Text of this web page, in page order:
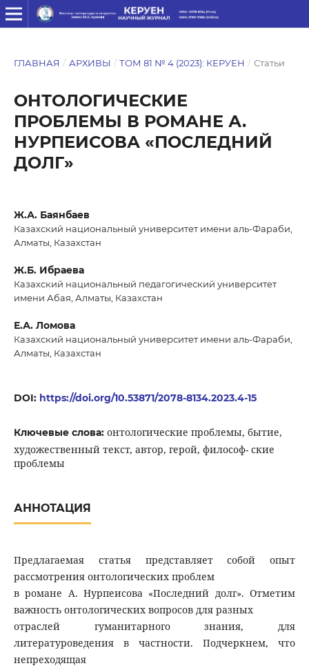
ГЛАВНАЯ / АРХИВЫ / ТОМ 81 № 4 (2023): КЕРУЕН / Статьи
ОНТОЛОГИЧЕСКИЕ
ПРОБЛЕМЫ В РОМАНЕ А.
НУРПЕИСОВА «ПОСЛЕДНИЙ
ДОЛГ»
Ж.А. Баянбаев
Казахский национальный университет имени аль-Фараби,
Алматы, Казахстан
Ж.Б. Ибраева
Казахский национальный педагогический университет
имени Абая, Алматы, Казахстан
Е.А. Ломова
Казахский национальный университет имени аль-Фараби,
Алматы, Казахстан
DOI: https://doi.org/10.53871/2078-8134.2023.4-15
Ключевые слова: онтологические проблемы, бытие,
художественный текст, автор, герой, философ- ские
проблемы
АННОТАЦИЯ
Предлагаемая статья представляет собой опыт
рассмотрения онтологических проблем
в романе А. Нурпеисова «Последний долг». Отметим
важность онтологических вопросов для разных
отраслей гуманитарного знания, для
литературоведения в частности. Подчеркнем, что
непреходящая